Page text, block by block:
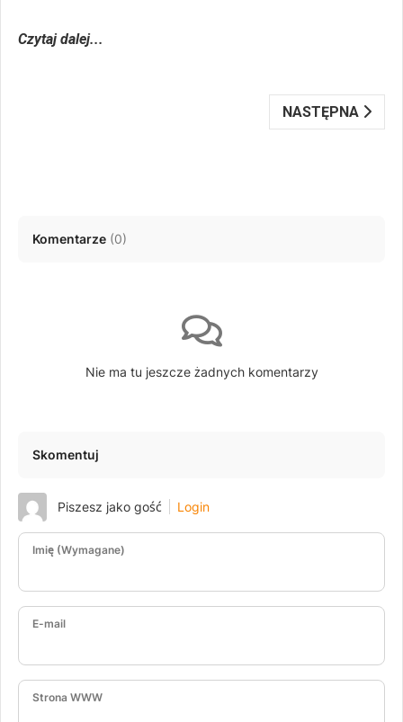
Czytaj dalej...
NASTĘPNA
Komentarze (0)
Nie ma tu jeszcze żadnych komentarzy
Skomentuj
Piszesz jako gość Login
Imię (Wymagane)
E-mail
Strona WWW